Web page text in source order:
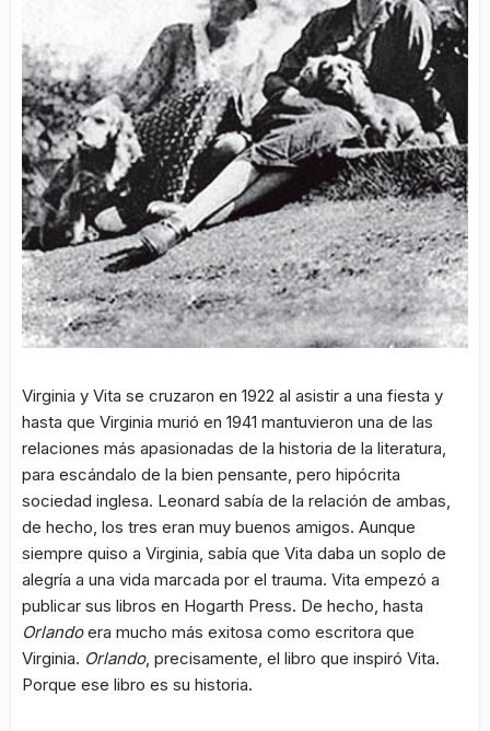
Virginia y Vita se cruzaron en 1922 al asistir a una fiesta y
hasta que Virginia murió en 1941 mantuvieron una de las
relaciones más apasionadas de la historia de la literatura,
para escándalo de la bien pensante, pero hipócrita
sociedad inglesa. Leonard sabía de la relación de ambas,
de hecho, los tres eran muy buenos amigos. Aunque
siempre quiso a Virginia, sabía que Vita daba un soplo de
alegría a una vida marcada por el trauma. Vita empezó a
publicar sus libros en Hogarth Press. De hecho, hasta
Orlandoera mucho más exitosa como escritora que
Virginia. Orlando, precisamente, el libro que inspiró Vita.
Porque ese libro es su historia.